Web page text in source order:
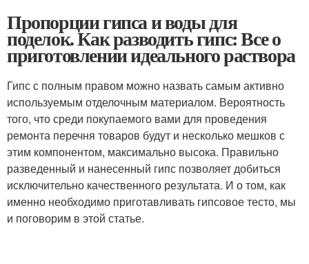
Пропорции гипса и воды для
поделок. Как разводить гипс: Все о
приготовлении идеального раствора
Гипс с полным правом можно назвать самым активно
используемым отделочным материалом. Вероятность
того, что среди покупаемого вами для проведения
ремонта перечня товаров будут и несколько мешков с
этим компонентом, максимально высока. Правильно
разведенный и нанесенный гипс позволяет добиться
исключительно качественного результата. И о том, как
именно необходимо приготавливать гипсовое тесто, мы
и поговорим в этой статье.